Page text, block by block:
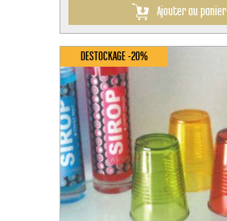
Ajouter au panier
DESTOCKAGE -20%